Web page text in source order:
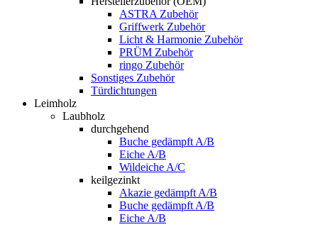
ASTRA Zubehör
Griffwerk Zubehör
Licht & Harmonie Zubehör
PRÜM Zubehör
ringo Zubehör
Sonstiges Zubehör
Türdichtungen
Leimholz
Laubholz
durchgehend
Buche gedämpft A/B
Eiche A/B
Wildeiche A/C
keilgezinkt
Akazie gedämpft A/B
Buche gedämpft A/B
Eiche A/B